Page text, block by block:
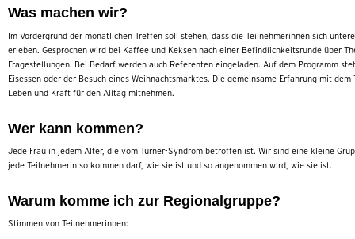
Was machen wir?
Im Vordergrund der monatlichen Treffen soll stehen, dass die Teilnehmerinnen sich
erleben. Gesprochen wird bei Kaffee und Keksen nach einer Befindlichkeitsrunde über
Fragestellungen. Bei Bedarf werden auch Referenten eingeladen. Auf dem Programm
Eisessen oder der Besuch eines Weihnachtsmarktes. Die gemeinsame Erfahrung mit
Leben und Kraft für den Alltag mitnehmen.
Wer kann kommen?
Jede Frau in jedem Alter, die vom Turner-Syndrom betroffen ist. Wir sind eine kleine
jede Teilnehmerin so kommen darf, wie sie ist und so angenommen wird, wie sie ist.
Warum komme ich zur Regionalgruppe?
Stimmen von Teilnehmerinnen: